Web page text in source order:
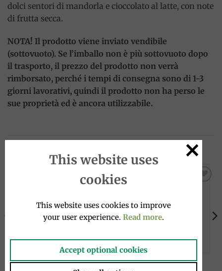
dolci sentori di mandorla e cioccolato al latte, con note
di frutta secca.
NOTA! Il prodotto viene inviato vendibile
(sottovuoto). Se l’imballo non è più sottovuoto dopo
il trasporto, il prezzo del prodotto non verrà
rimborsato, perché i tempi di consegna sono di 1-3
giorni lavorativi, quindi il prodotto non ha perso le
sue proprietà ed è ancora utilizzabile.
CAFFE CAFFE
This website uses
cookies
This website uses cookies to improve
your user experience. Read more.
Accept optional cookies